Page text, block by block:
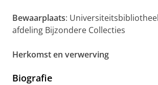
Bewaarplaats:
afdeling Bijzondere Collecties
Herkomst en verwerving
Biografie